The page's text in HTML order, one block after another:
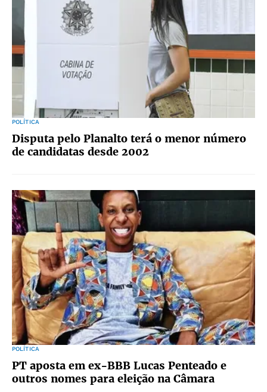
POLÍTICA
Disputa pelo Planalto terá o menor número
de candidatas desde 2002
POLÍTICA
PT aposta em ex-BBB Lucas Penteado e
outros nomes para eleição na Câmara